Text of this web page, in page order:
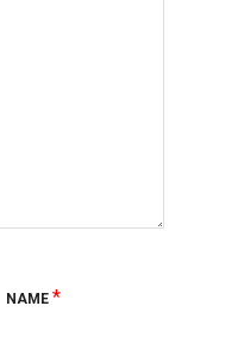
NAME *